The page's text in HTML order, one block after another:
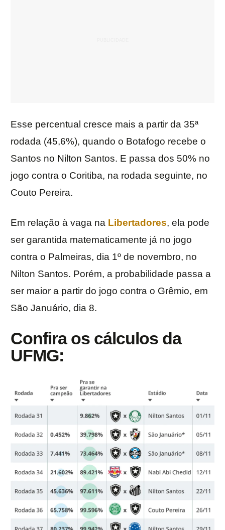
Esse percentual cresce mais a partir da 35ª
rodada (45,6%), quando o Botafogo recebe o
Santos no Nilton Santos. E passa dos 50% no
jogo contra o Coritiba, na rodada seguinte, no
Couto Pereira.
Em relação à vaga na Libertadores, ela pode
ser garantida matematicamente já no jogo
contra o Palmeiras, dia 1º de novembro, no
Nilton Santos. Porém, a probabilidade passa a
ser maior a partir do jogo contra o Grêmio, em
São Januário, dia 8.
Confira os cálculos da
UFMG: